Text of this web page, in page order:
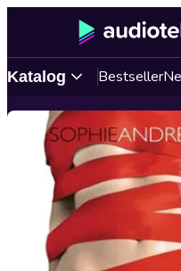
Katalog Bestseller